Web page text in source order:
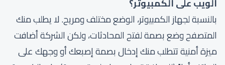
الويب على الكمبيوتر؟
بالنسبة لجهاز الكمبيوتر، الوضع مختلف ومريح. لا يطلب منك
المتصفح وضع بصمة لفتح المحادثات، ولكن الشركة أضافت
ميزة أمنية تتطلب منك إدخال بصمة إصبعك أو وجهك على